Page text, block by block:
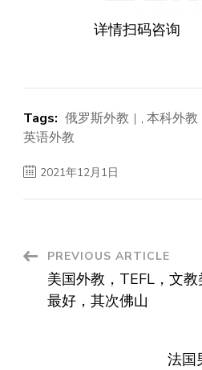
详情扫码咨询
Tags: 俄罗斯外教 , 本科外教
英语外教
2021年12月1日
Post
Navigation
PREVIOUS ARTICLE
美国外教，TEFL，文
最好，其次佛山
法国